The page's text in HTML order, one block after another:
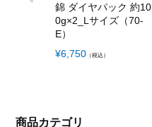
錦 ダイヤパック 約10
0g×2_Lサイズ（70-
E）
¥6,750 （税込）
商品カテゴリ